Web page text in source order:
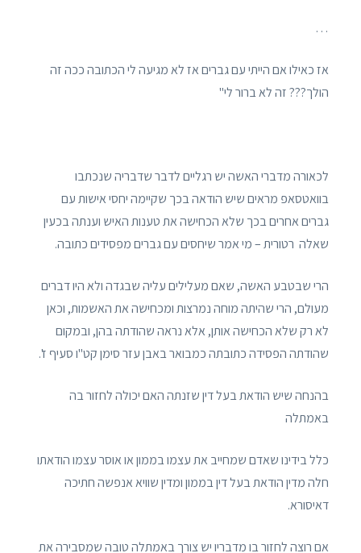
…
אז כאילו אם הייתי עם גברים אז לא מגיעה לי הכתובה ככה זה
הולך??? זה לא ברור לי"
לכאורה מדברי האשה יש רגליים לדבר שדבריה שנכתבו
בוואטסאפ מראים שיש הודאה בכך שקיימה יחסי אישות עם
גברים אחרים בכך שלא הכחישה את טענות האיש וענתה בכעין
שאלה רטורית – מי אמר שיחסים עם גברים מפסידים כתובה.
הרי שבטבע האשה, שאם מעלילים עליה שבגדה ולא היו דברים
מעולם, הרי שהיתה מוחה נמרצות ומכחישה את האשמות, וכאן
לא רק שלא הכחישה אותן, אלא נראה שהודתה בהן, ובמקום
שהודתה הפסידה כתובתה כמבואר באבן עזר סימן קט"ו סעיף ז'.
בהנחה שיש הודאת בעל דין שזנתה האם יכולה לחזור בה
באמתלה
כלל בידינו שאדם שמחייב את עצמו בממון או אוסר עצמו הודאתו
חלה מדין הודאת בעל דין בממון ומדין שוויא אנפשה חתיכה
דאיסורא.
אם רוצה לחזור בו מדבריו יש צורך באמתלה טובה שמסבירה את